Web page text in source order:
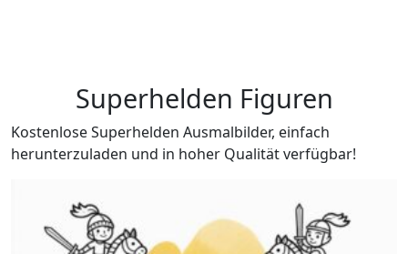
Superhelden Figuren
Kostenlose Superhelden Ausmalbilder, einfach
herunterzuladen und in hoher Qualität verfügbar!